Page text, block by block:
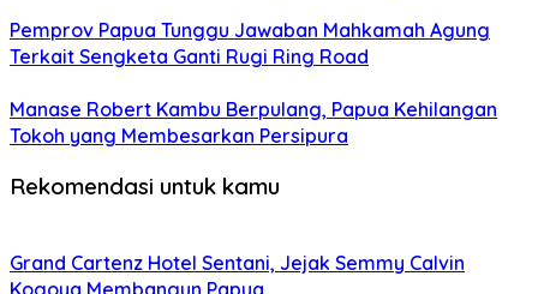
Pemprov Papua Tunggu Jawaban Mahkamah Agung
Terkait Sengketa Ganti Rugi Ring Road
Manase Robert Kambu Berpulang, Papua Kehilangan
Tokoh yang Membesarkan Persipura
Rekomendasi untuk kamu
Grand Cartenz Hotel Sentani, Jejak Semmy Calvin
Kogoya Membangun Papua